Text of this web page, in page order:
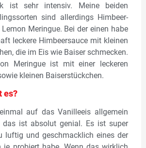
ist sehr intensiv. Meine beiden
sind allerdings Himbeer-
Meringue. Bei der einen habe
leckere Himbeersauce mit kleinen
die im Eis wie Baiser schmecken.
Meringue ist mit einer leckeren
kleinen Baiserstückchen.
es?
auf das Vanilleeis allgemein
das ist absolut genial. Es ist super
luftig und geschmacklich eines der